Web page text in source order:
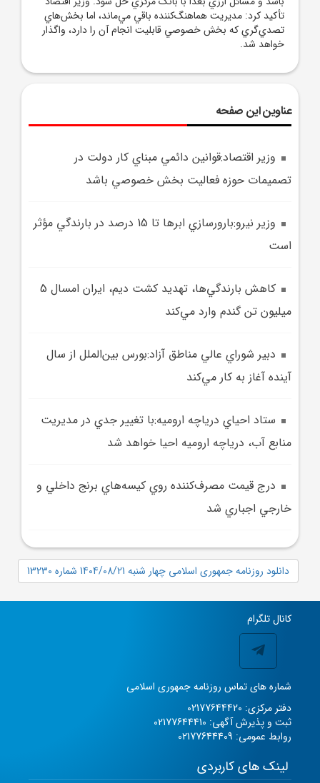
تأکيد کرد: مديريت هماهنگ‌کننده باقي مي‌ماند، اما بخش‌هاي
تصدي‌گري که بخش خصوصي قابليت انجام آن را دارد، واگذار
خواهد شد.
عناوین این صفحه
وزير اقتصاد:قوانين دائمي مبناي کار دولت در
تصميمات حوزه فعاليت بخش خصوصي باشد
وزير نيرو:بارورسازي ابرها تا 15 درصد در بارندگي مؤثر
است
کاهش بارندگي‌ها، تهديد کشت ديم، ايران امسال 5
ميليون تن گندم وارد مي‌کند
دبير شوراي عالي مناطق آزاد:بورس بين‌الملل از سال
آينده آغاز به کار مي‌کند
ستاد احياي درياچه اروميه:با تغيير جدي در مديريت
منابع آب، درياچه اروميه احيا خواهد شد
درج قيمت مصرف‌کننده روي کيسه‌هاي برنج داخلي و
خارجي اجباري شد
دانلود روزنامه جمهوری اسلامی چهار شنبه 1404/08/21 شماره 13230
کانال تلگرام
شماره های تماس روزنامه جمهوری اسلامی
دفتر مرکزی: 02177644420
ثبت و پذیرش آگهی: 02177644410
روابط عمومی: 02177644409
لینک های کاربردی